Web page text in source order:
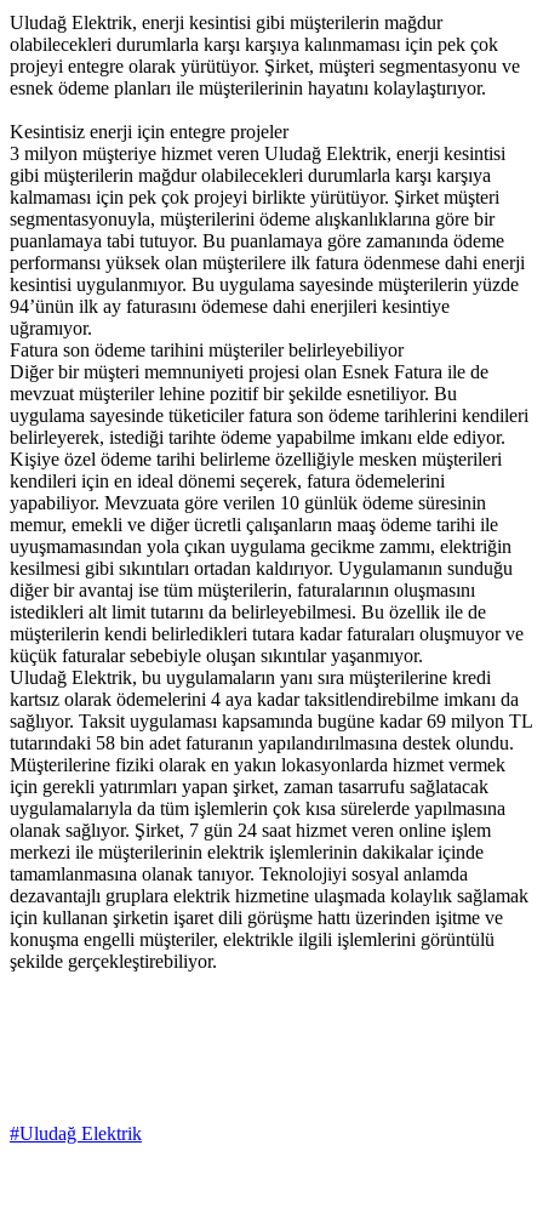
Uludağ Elektrik, enerji kesintisi gibi müşterilerin mağdur
olabilecekleri durumlarla karşı karşıya kalınmaması için pek çok
projeyi entegre olarak yürütüyor. Şirket, müşteri segmentasyonu ve
esnek ödeme planları ile müşterilerinin hayatını kolaylaştırıyor.
Kesintisiz enerji için entegre projeler
3 milyon müşteriye hizmet veren Uludağ Elektrik, enerji kesintisi
gibi müşterilerin mağdur olabilecekleri durumlarla karşı karşıya
kalmaması için pek çok projeyi birlikte yürütüyor. Şirket müşteri
segmentasyonuyla, müşterilerini ödeme alışkanlıklarına göre bir
puanlamaya tabi tutuyor. Bu puanlamaya göre zamanında ödeme
performansı yüksek olan müşterilere ilk fatura ödenmese dahi enerji
kesintisi uygulanmıyor. Bu uygulama sayesinde müşterilerin yüzde
94’ünün ilk ay faturasını ödemese dahi enerjileri kesintiye
uğramıyor.
Fatura son ödeme tarihini müşteriler belirleyebiliyor
Diğer bir müşteri memnuniyeti projesi olan Esnek Fatura ile de
mevzuat müşteriler lehine pozitif bir şekilde esnetiliyor. Bu
uygulama sayesinde tüketiciler fatura son ödeme tarihlerini kendileri
belirleyerek, istediği tarihte ödeme yapabilme imkanı elde ediyor.
Kişiye özel ödeme tarihi belirleme özelliğiyle mesken müşterileri
kendileri için en ideal dönemi seçerek, fatura ödemelerini
yapabiliyor. Mevzuata göre verilen 10 günlük ödeme süresinin
memur, emekli ve diğer ücretli çalışanların maaş ödeme tarihi ile
uyuşmamasından yola çıkan uygulama gecikme zammı, elektriğin
kesilmesi gibi sıkıntıları ortadan kaldırıyor. Uygulamanın sunduğu
diğer bir avantaj ise tüm müşterilerin, faturalarının oluşmasını
istedikleri alt limit tutarını da belirleyebilmesi. Bu özellik ile de
müşterilerin kendi belirledikleri tutara kadar faturaları oluşmuyor ve
küçük faturalar sebebiyle oluşan sıkıntılar yaşanmıyor.
Uludağ Elektrik, bu uygulamaların yanı sıra müşterilerine kredi
kartsız olarak ödemelerini 4 aya kadar taksitlendirebilme imkanı da
sağlıyor. Taksit uygulaması kapsamında bugüne kadar 69 milyon TL
tutarındaki 58 bin adet faturanın yapılandırılmasına destek olundu.
Müşterilerine fiziki olarak en yakın lokasyonlarda hizmet vermek
için gerekli yatırımları yapan şirket, zaman tasarrufu sağlatacak
uygulamalarıyla da tüm işlemlerin çok kısa sürelerde yapılmasına
olanak sağlıyor. Şirket, 7 gün 24 saat hizmet veren online işlem
merkezi ile müşterilerinin elektrik işlemlerinin dakikalar içinde
tamamlanmasına olanak tanıyor. Teknolojiyi sosyal anlamda
dezavantajlı gruplara elektrik hizmetine ulaşmada kolaylık sağlamak
için kullanan şirketin işaret dili görüşme hattı üzerinden işitme ve
konuşma engelli müşteriler, elektrikle ilgili işlemlerini görüntülü
şekilde gerçekleştirebiliyor.
#Uludağ Elektrik